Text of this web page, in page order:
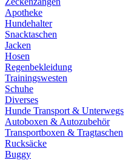
Apotheke
Hundehalter
Snacktaschen
Jacken
Hosen
Regenbekleidung
Trainingswesten
Schuhe
Diverses
Hunde Transport & Unterwegs
Autoboxen & Autozubehör
Transportboxen & Tragtaschen
Rucksäcke
Buggy